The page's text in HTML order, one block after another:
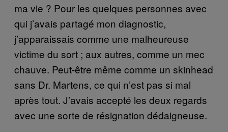
ma vie ? Pour les quelques personnes avec
qui j’avais partagé mon diagnostic,
j’apparaissais comme une malheureuse
victime du sort ; aux autres, comme un mec
chauve. Peut-être même comme un skinhead
sans Dr. Martens, ce qui n’est pas si mal
après tout. J’avais accepté les deux regards
avec une sorte de résignation dédaigneuse.